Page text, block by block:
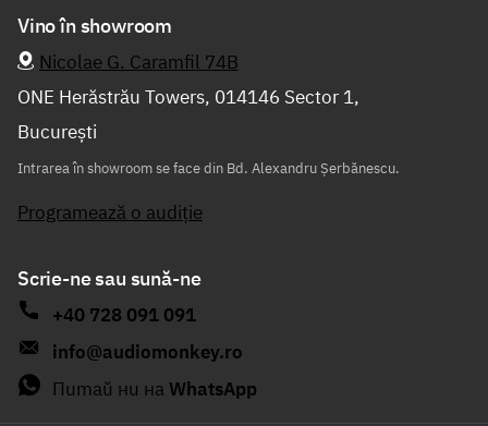
Vino în showroom
Nicolae G. Caramfil 74B
ONE Herăstrău Towers, 014146 Sector 1,
București
Intrarea în showroom se face din Bd. Alexandru Șerbănescu.
Programează o audiție
Scrie-ne sau sună-ne
+40 728 091 091
info@audiomonkey.ro
Питай ни на WhatsApp